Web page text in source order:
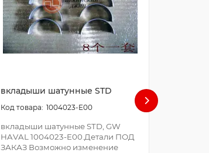
вкладыши шатунные STD
1004023-E00
вкладыши шатунные STD, GW
HAVAL 1004023-E00.Детали ПОД
ЗАКАЗ Возможно изменение